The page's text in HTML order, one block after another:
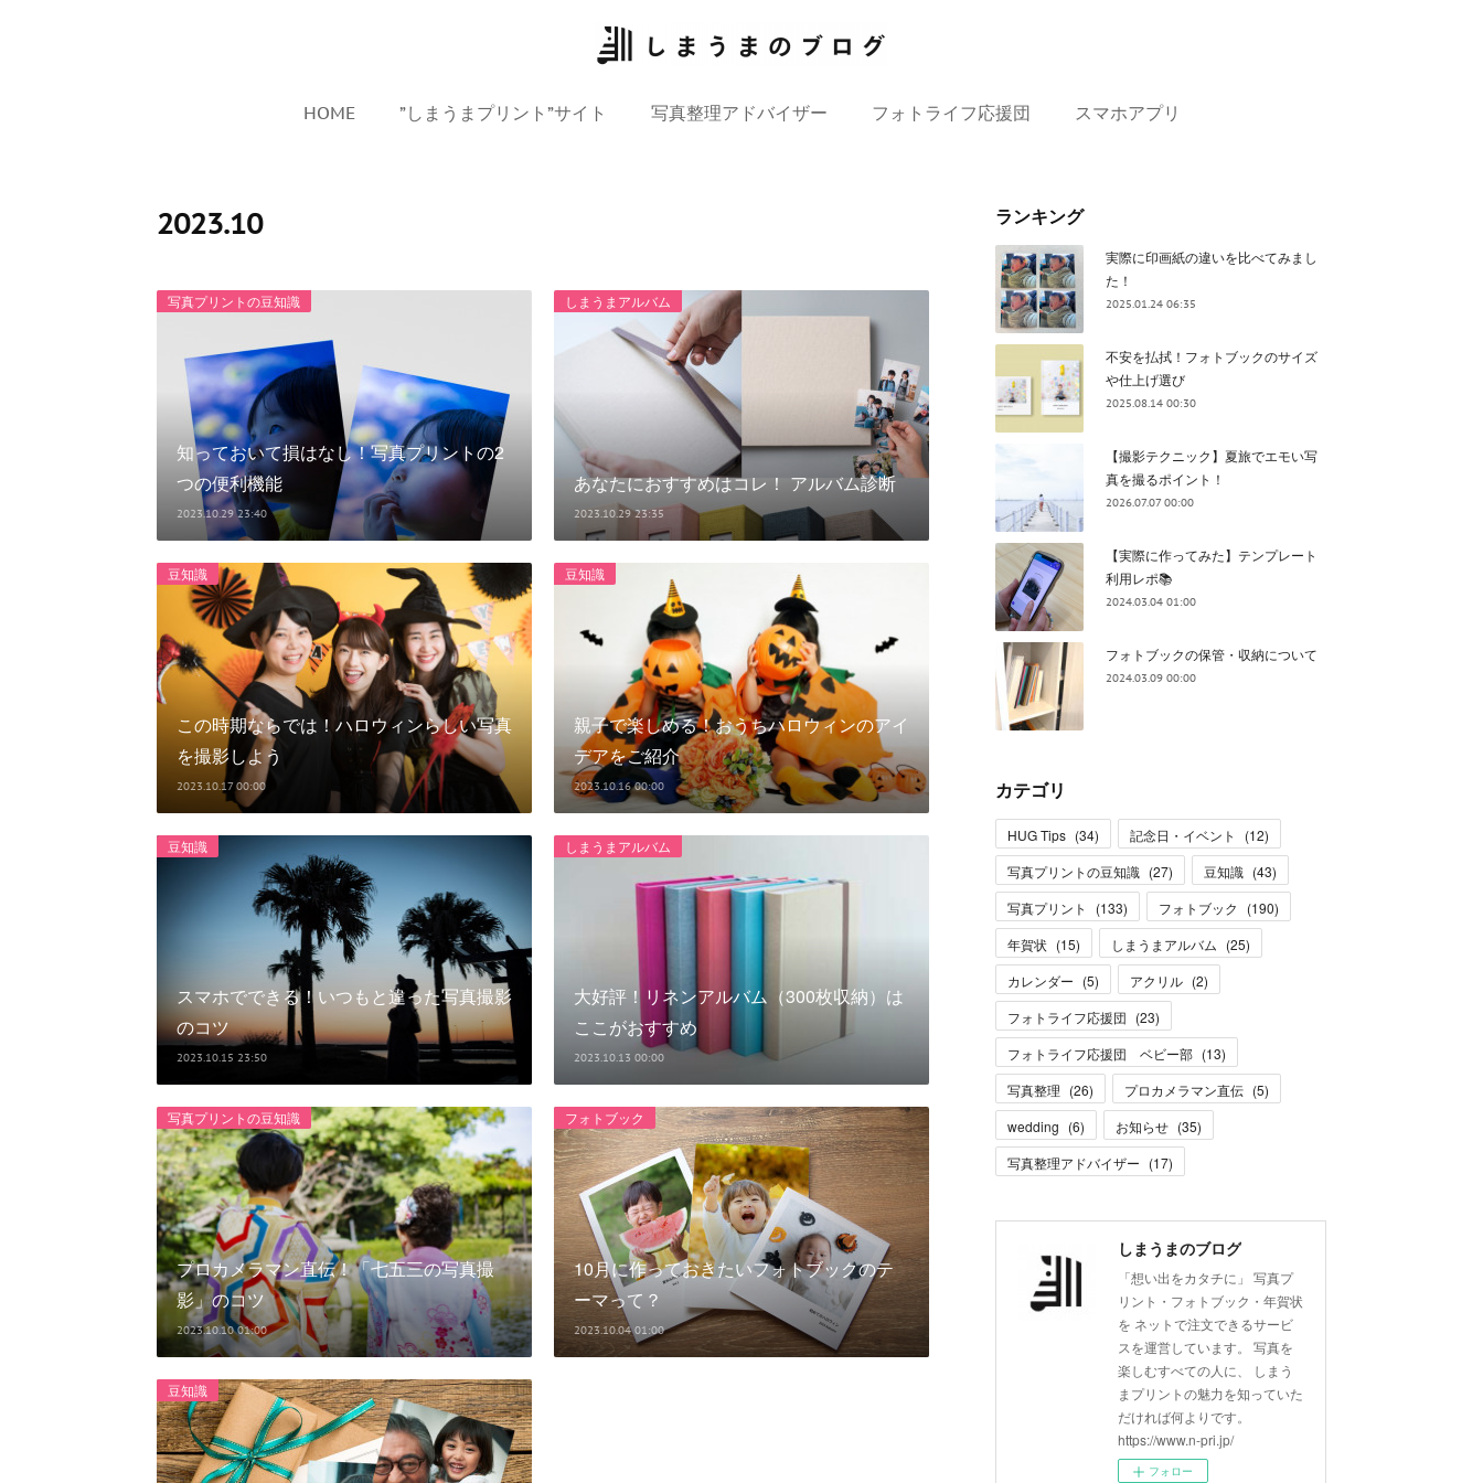
HOME ”しまうまプリント”サイト 写真整理アドバイザー フォトライフ応援団 スマホアプリ
2023.10
写真プリントの豆知識
知っておいて損はなし！写真プリントの2
つの便利機能
2023.10.29 23:40
しまうまアルバム
あなたにおすすめはコレ！ アルバム診断
2023.10.29 23:35
豆知識
この時期ならでは！ハロウィンらしい写真
を撮影しよう
2023.10.17 00:00
豆知識
親子で楽しめる！おうちハロウィンのアイ
デアをご紹介
2023.10.16 00:00
豆知識
スマホでできる！いつもと違った写真撮影
のコツ
2023.10.15 23:50
しまうまアルバム
大好評！リネンアルバム（300枚収納）は
ここがおすすめ
2023.10.13 00:00
写真プリントの豆知識
プロカメラマン直伝！「七五三の写真撮
影」のコツ
2023.10.10 01:00
フォトブック
10月に作っておきたいフォトブックのテ
ーマって？
2023.10.04 01:00
豆知識
ランキング
実際に印画紙の違いを比べてみまし
た！
2025.01.24 06:35
不安を払拭！フォトブックのサイズ
や仕上げ選び
2025.08.14 00:30
【撮影テクニック】夏旅でエモい写
真を撮るポイント！
2026.07.07 00:00
【実際に作ってみた】テンプレート
利用レポ📚
2024.03.04 01:00
フォトブックの保管・収納について
2024.03.09 00:00
カテゴリ
HUG Tips (34) 記念日・イベント (12)
写真プリントの豆知識 (27) 豆知識 (43)
写真プリント
(133) フォトブック (190)
年賀状 (15) しまうまアルバム (25)
カレンダー (5) アクリル (2)
フォトライフ応援団 (23)
フォトライフ応援団 ベビー部 (13)
写真整理 (26) プロカメラマン直伝 (5)
wedding (6) お知らせ (35)
写真整理アドバイザー (17)
しまうまのブログ
「想い出をカタチに」 写真プ
リント・フォトブック・年賀状
を ネットで注文できるサービ
スを運営しています。 写真を
楽しむすべての人に、 しまう
まプリントの魅力を知っていた
だければ何よりです。
https://www.n-pri.jp/
フォロー